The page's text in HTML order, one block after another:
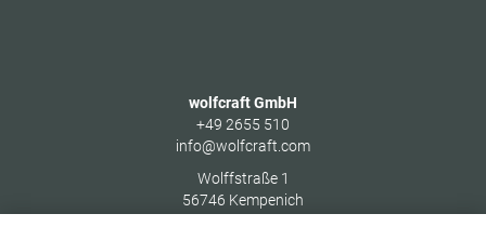
wolfcraft GmbH
+49 2655 510
info@wolfcraft.com
Wolffstraße 1
56746 Kempenich